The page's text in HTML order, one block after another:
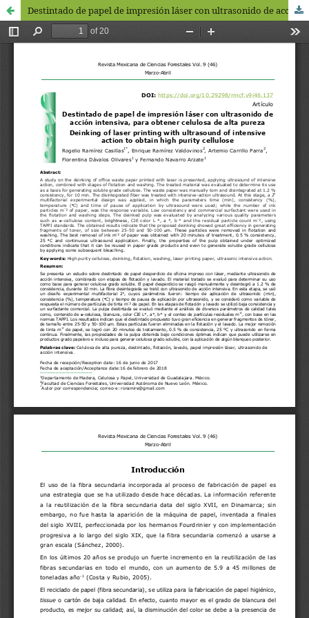
Destintado de papel de impresión láser con ultrasonido de acción intensiva, para obtener celulosa de alta pureza